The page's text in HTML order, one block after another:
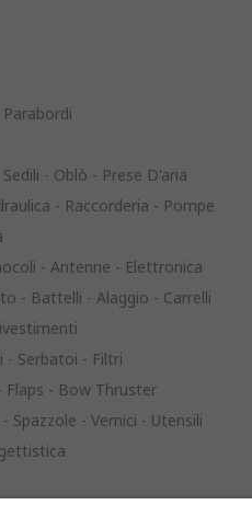
- Oblò - Prese D'aria
- Raccorderia - Pompe
- Antenne - Elettronica
- Battelli - Alaggio - Carrelli
- Serbatoi - Filtri
Flaps - Bow Thruster
Spazzole - Vernici - Utensili